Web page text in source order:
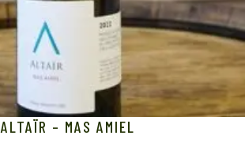
ALTAÏR – MAS AMIEL